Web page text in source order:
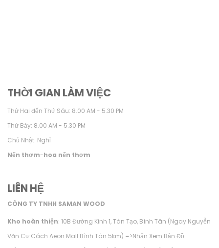
THỜI GIAN LÀM VIỆC
Thứ Hai đến Thứ Sáu: 8.00 AM - 5.30 PM
Thứ Bảy: 8.00 AM - 5.30 PM
Chủ Nhật: Nghỉ
Nến thơm-hoa nến thơm
LIÊN HỆ
CÔNG TY TNHH SAMAN WOOD
Kho hoàn thiện: 10B Đường Kinh 1, Tân Tạo, Bình Tân (Ngay Nguyễn
Văn Cự Cách Aeon Mall Bình Tân 5km) =>Nhấn Xem Bản Đồ